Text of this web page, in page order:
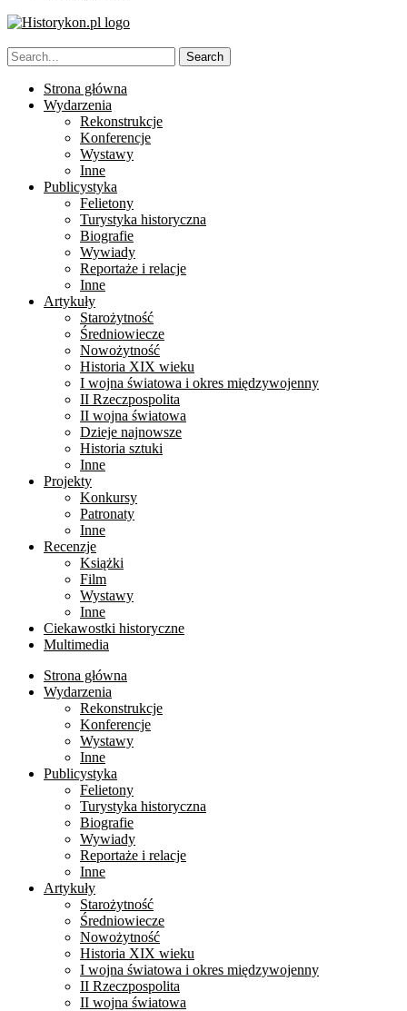
Strona główna
Wydarzenia
Rekonstrukcje
Konferencje
Wystawy
Inne
Publicystyka
Felietony
Turystyka historyczna
Biografie
Wywiady
Reportaże i relacje
Inne
Artykuły
Starożytność
Średniowiecze
Nowożytność
Historia XIX wieku
I wojna światowa i okres międzywojenny
II Rzeczpospolita
II wojna światowa
Dzieje najnowsze
Historia sztuki
Inne
Projekty
Konkursy
Patronaty
Inne
Recenzje
Książki
Film
Wystawy
Inne
Ciekawostki historyczne
Multimedia
Strona główna
Wydarzenia
Rekonstrukcje
Konferencje
Wystawy
Inne
Publicystyka
Felietony
Turystyka historyczna
Biografie
Wywiady
Reportaże i relacje
Inne
Artykuły
Starożytność
Średniowiecze
Nowożytność
Historia XIX wieku
I wojna światowa i okres międzywojenny
II Rzeczpospolita
II wojna światowa